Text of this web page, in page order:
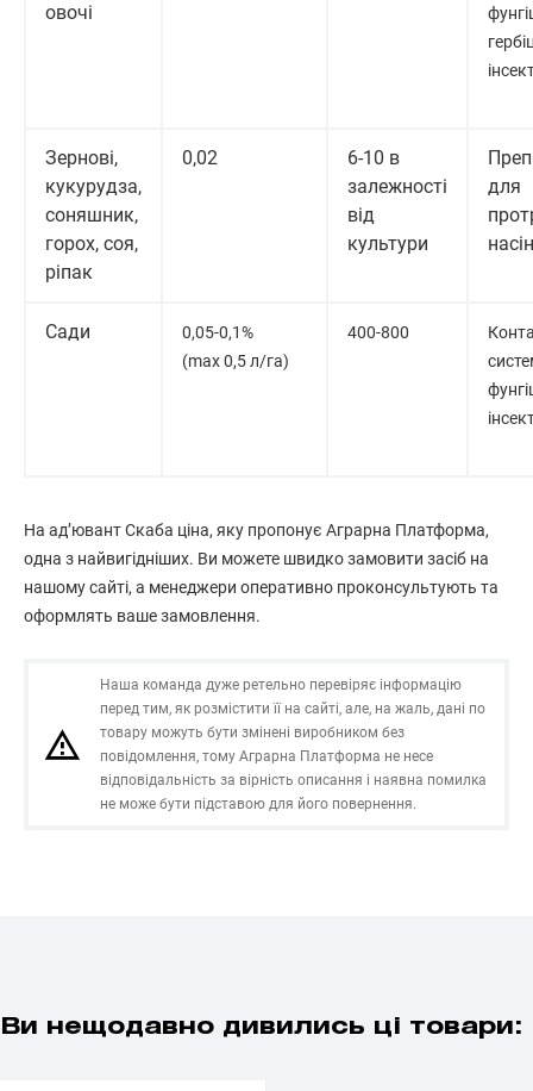
овочі
Зернові,
кукурудза,
соняшник,
горох, соя,
ріпак
0,02
6-10 в
залежності
від
культури
для
Сади
0,05-0,1%
(max 0,5 л/га)
400-800
На ад’ювант Скаба ціна, яку пропонує Аграрна Платформа,
одна з найвигідніших. Ви можете швидко замовити засіб на
нашому сайті, а менеджери оперативно проконсультують та
оформлять ваше замовлення.
Наша команда дуже ретельно перевіряє інформацію
перед тим, як розмістити її на сайті, але, на жаль, дані по
товару можуть бути змінені виробником без
повідомлення, тому Аграрна Платформа не несе
відповідальність за вірність описання і наявна помилка
не може бути підставою для його повернення.
Ви нещодавно дивились ці товари: